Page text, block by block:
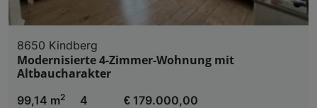
8650 Kindberg
Modernisierte 4-Zimmer-Wohnung mit
Altbaucharakter
99,14 m2
4 € 179.000,00